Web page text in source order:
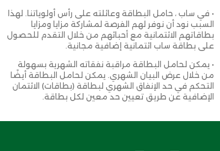
• في ساب ، حامل البطاقة وعائلته على رأس أولوياتنا. لهذا
السبب نود أن نوفر لهم الفرصة لمشاركة مزايا ومزايا
بطاقاتهم الائتمانية مع أحبائهم من خلال التقدم للحصول
على بطاقة ساب ائتمانية إضافية مجانية.
• يمكن لحامل البطاقة مراقبة نفقاته الشهرية بسهولة
من خلال عرض البيان الشهري. يمكن لحامل البطاقة أيضًا
التحكم في حد الإنفاق الشهري لبطاقة (بطاقات) الائتمان
الإضافية عن طريق تعيين حد معين لكل بطاقة.